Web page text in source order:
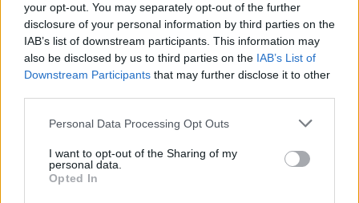
your opt-out. You may separately opt-out of the further
disclosure of your personal information by third parties on the
IAB’s list of downstream participants. This information may
also be disclosed by us to third parties on the IAB’s List of
Downstream Participants that may further disclose it to other
Personal Data Processing Opt Outs
I want to opt-out of the Sharing of my
personal data.
Opted In
Emportez le pouvoir avec vous
Solutions portables
Conçu pour alimenter votre véhicule électrique à
tout moment et en tout lieu, il vous permet de